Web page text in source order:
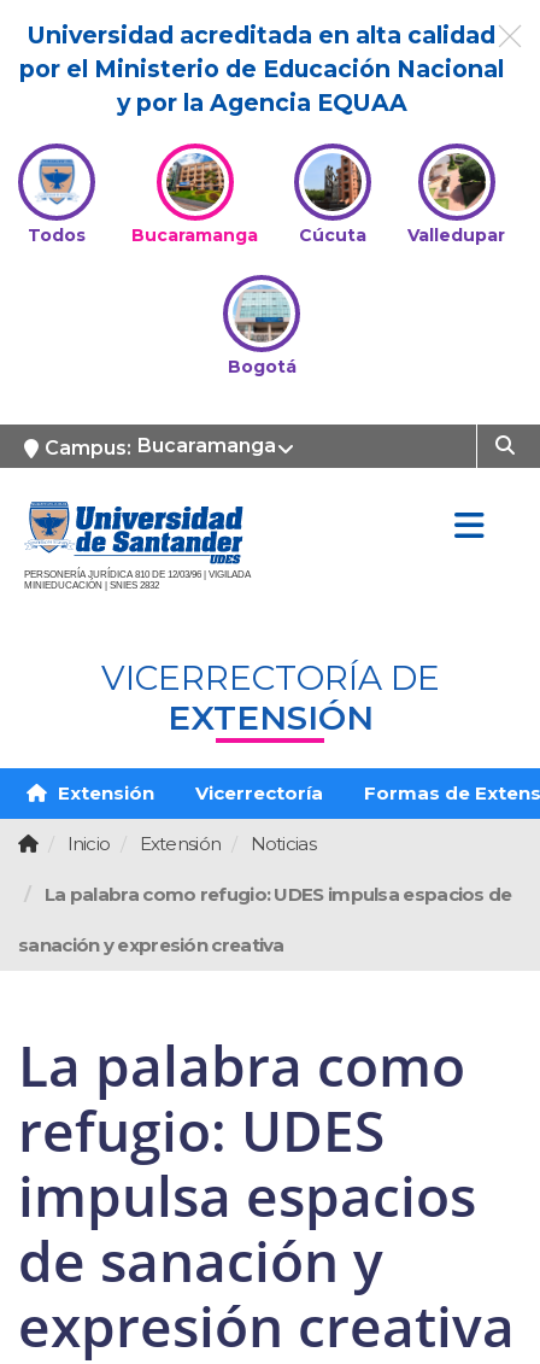
Universidad acreditada en alta calidad
por el Ministerio de Educación Nacional
y por la Agencia EQUAA
Todos Bucaramanga Cúcuta Valledupar
Bogotá
Campus: Bucaramanga
PERSONERÍA JURÍDICA 810 DE 12/03/96 | VIGILADA
MINIEDUCACIÓN | SNIES 2832
VICERRECTORÍA DE
EXTENSIÓN
Extensión Vicerrectoría Formas de
Inicio Extensión Noticias
La palabra como refugio: UDES impulsa espacios de
sanación y expresión creativa
La palabra como
refugio: UDES
impulsa espacios
de sanación y
expresión creativa